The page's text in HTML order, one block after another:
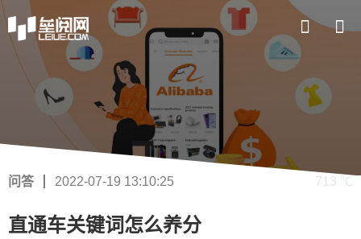
问答 2022-07-19 13:10:25 713 ℃
直通车关键词怎么养分